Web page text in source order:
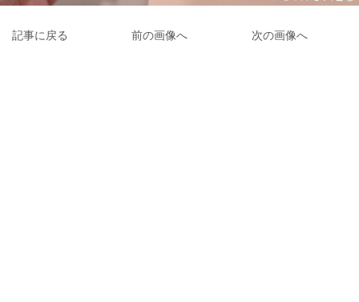
記事に戻る 前の画像へ 次の画像へ